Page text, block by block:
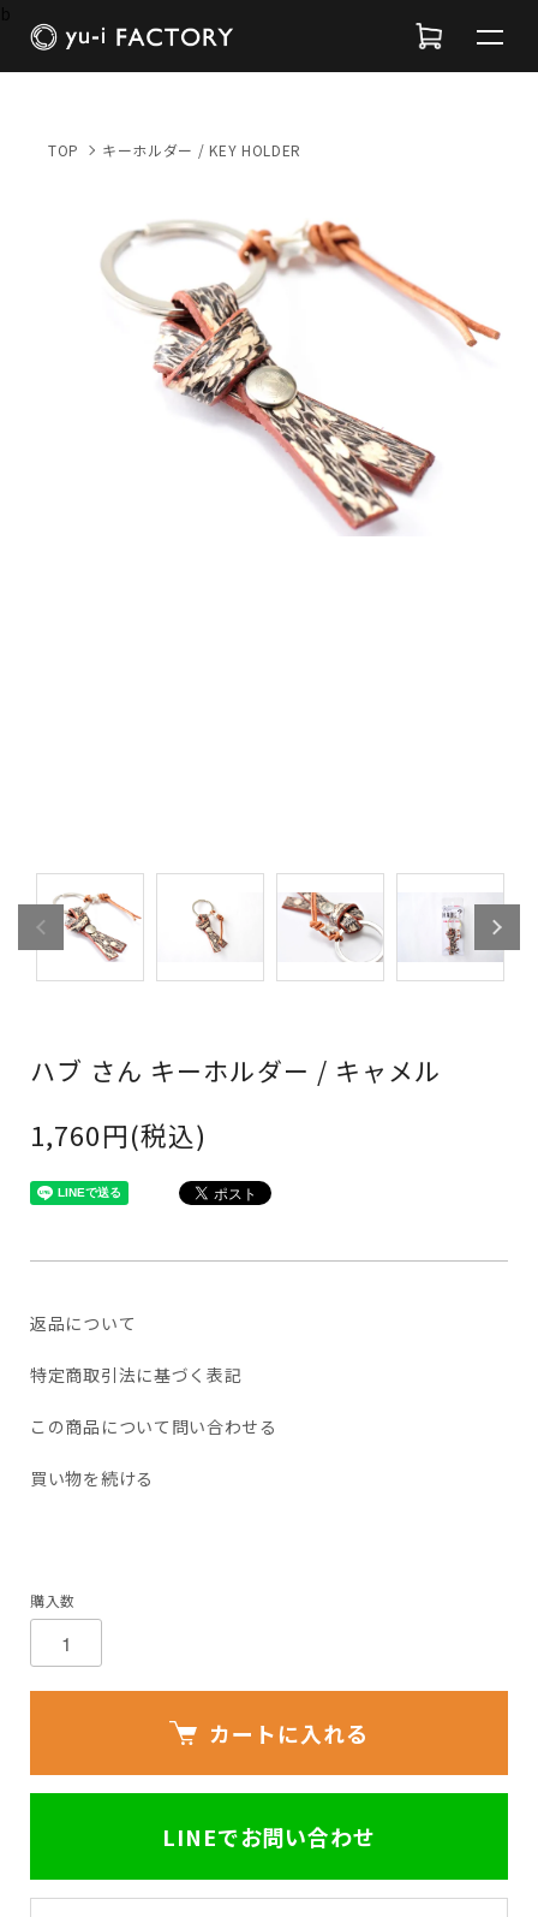
TOP キーホルダー / KEY HOLDER
ハブ さん キーホルダー / キャメル
1,760円(税込)
返品について
特定商取引法に基づく表記
この商品について問い合わせる
買い物を続ける
購入数
カートに入れる
LINEでお問い合わせ